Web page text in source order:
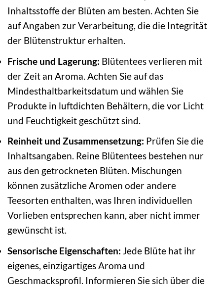
Inhaltsstoffe der Blüten am besten. Achten Sie
auf Angaben zur Verarbeitung, die die Integrität
der Blütenstruktur erhalten.
Frische und Lagerung: Blütentees verlieren mit
der Zeit an Aroma. Achten Sie auf das
Mindesthaltbarkeitsdatum und wählen Sie
Produkte in luftdichten Behältern, die vor Licht
und Feuchtigkeit geschützt sind.
Reinheit und Zusammensetzung: Prüfen Sie die
Inhaltsangaben. Reine Blütentees bestehen nur
aus den getrockneten Blüten. Mischungen
können zusätzliche Aromen oder andere
Teesorten enthalten, was Ihren individuellen
Vorlieben entsprechen kann, aber nicht immer
gewünscht ist.
Sensorische Eigenschaften: Jede Blüte hat ihr
eigenes, einzigartiges Aroma und
Geschmacksprofil. Informieren Sie sich über die